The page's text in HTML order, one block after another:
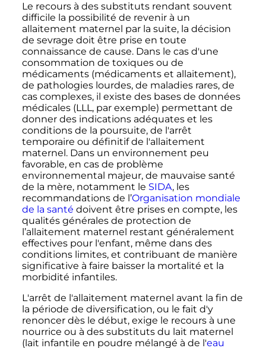
Le recours à des substituts rendant souvent
difficile la possibilité de revenir à un
allaitement maternel par la suite, la décision
de sevrage doit être prise en toute
connaissance de cause. Dans le cas d'une
consommation de toxiques ou de
médicaments (médicaments et allaitement),
de pathologies lourdes, de maladies rares, de
cas complexes, il existe des bases de données
médicales (LLL, par exemple) permettant de
donner des indications adéquates et les
conditions de la poursuite, de l'arrêt
temporaire ou définitif de l'allaitement
maternel. Dans un environnement peu
favorable, en cas de problème
environnemental majeur, de mauvaise santé
de la mère, notamment le SIDA, les
recommandations de l’Organisation mondiale
de la santé doivent être prises en compte, les
qualités générales de protection de
l’allaitement maternel restant généralement
effectives pour l'enfant, même dans des
conditions limites, et contribuant de manière
significative à faire baisser la mortalité et la
morbidité infantiles.
L'arrêt de l'allaitement maternel avant la fin de
la période de diversification, ou le fait d'y
renoncer dès le début, exige le recours à une
nourrice ou à des substituts du lait maternel
(lait infantile en poudre mélangé à de l'eau